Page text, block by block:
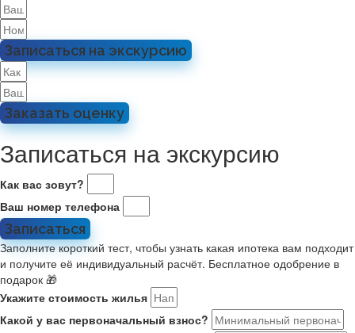
Записаться на экскурсию
Заказать оценку
Записаться на экскурсию
Как вас зовут?
Ваш номер телефона
Записаться
Заполните короткий тест, чтобы узнать какая ипотека вам подходит
и получите её индивидуальный расчёт. Бесплатное одобрение в
подарок 🎁
Укажите стоимость жилья
Какой у вас первоначальный взнос?